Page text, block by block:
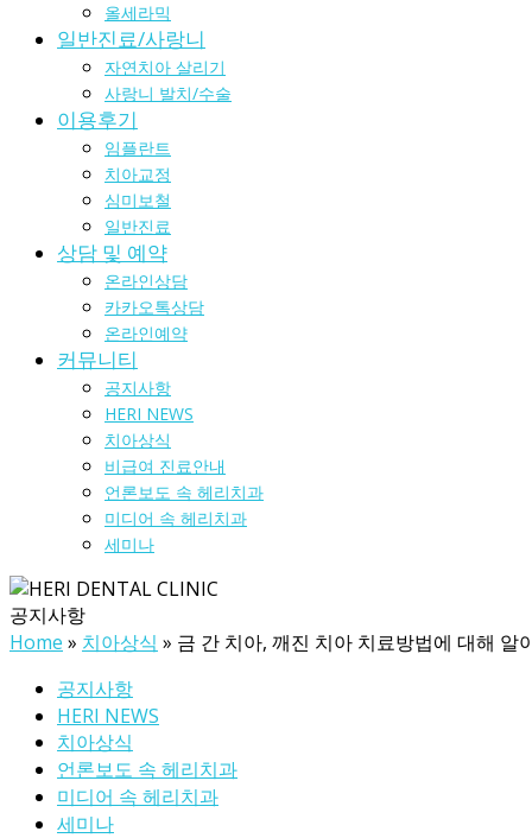
올세라믹
일반진료/사랑니
자연치아 살리기
사랑니 발치/수술
이용후기
임플란트
치아교정
심미보철
일반진료
상담 및 예약
온라인상담
카카오톡상담
온라인예약
커뮤니티
공지사항
HERI NEWS
치아상식
비급여 진료안내
언론보도 속 헤리치과
미디어 속 헤리치과
세미나
공지사항
Home » 치아상식 » 금 간 치아, 깨진 치아 치료방법에 대해 알
공지사항
HERI NEWS
치아상식
언론보도 속 헤리치과
미디어 속 헤리치과
세미나